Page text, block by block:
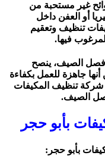
غير مستحبة من
أو العفن داخل
تنظيف وتعقيم
فيها.
فصل الصيف، ينصح
جاهزة للعمل بكفاءة
شركة تنظيف المكيفات
الصيف.
بأبو حجر
بأبو حجر: